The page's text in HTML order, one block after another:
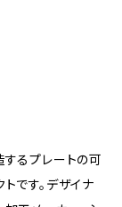
するプレートの可
です。デザイナ